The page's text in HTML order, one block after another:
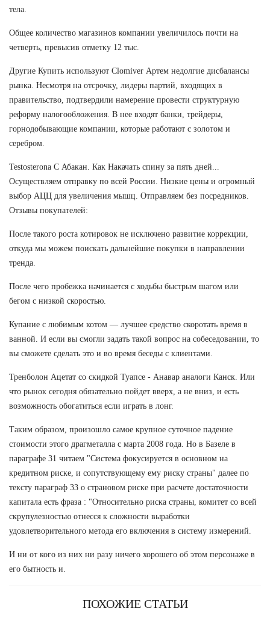
тела.
Общее количество магазинов компании увеличилось почти на
четверть, превысив отметку 12 тыс.
Другие Купить используют Clomiver Артем недолгие дисбалансы
рынка. Несмотря на отсрочку, лидеры партий, входящих в
правительство, подтвердили намерение провести структурную
реформу налогообложения. В нее входят банки, трейдеры,
горнодобывающие компании, которые работают с золотом и
серебром.
Testosterona C Абакан. Как Накачать спину за пять дней...
Осуществляем отправку по всей России. Низкие цены и огромный
выбор АЦЦ для увеличения мышц. Отправляем без посредников.
Отзывы покупателей:
После такого роста котировок не исключено развитие коррекции,
откуда мы можем поискать дальнейшие покупки в направлении
тренда.
После чего пробежка начинается с ходьбы быстрым шагом или
бегом с низкой скоростью.
Купание с любимым котом — лучшее средство скоротать время в
ванной. И если вы смогли задать такой вопрос на собеседовании, то
вы сможете сделать это и во время беседы с клиентами.
Тренболон Ацетат со скидкой Туапсе - Анавар аналоги Канск. Или
что рынок сегодня обязательно пойдет вверх, а не вниз, и есть
возможность обогатиться если играть в лонг.
Таким образом, произошло самое крупное суточное падение
стоимости этого драгметалла с марта 2008 года. Но в Базеле в
параграфе 31 читаем "Система фокусируется в основном на
кредитном риске, и сопутствующему ему риску страны" далее по
тексту параграф 33 о страновом риске при расчете достаточности
капитала есть фраза : "Относительно риска страны, комитет со всей
скрупулезностью отнесся к сложности выработки
удовлетворительного метода его включения в систему измерений.
И ни от кого из них ни разу ничего хорошего об этом персонаже в
его бытность и.
ПОХОЖИЕ СТАТЬИ